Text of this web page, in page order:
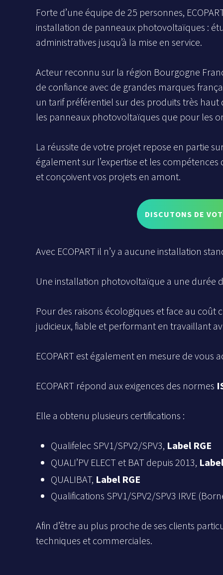
Forte d’une équipe de 25 personnes,
installation de panneaux photovoltaïques :
administratives jusqu’à la mise en service.
Acteur reconnu sur la région Bourgogne
de confiance avec de grandes marques
un tarif préférentiel sur des produits très
les panneaux photovoltaïques que pour les
La réussite de votre projet repose en partie
également sur l’expertise et les
et conçoivent vos projets en amont.
DISCUTONS DE
Avec ECOPART il n’y a aucune installation
Une installation photovoltaïque a une durée
Pour des raisons écologiques et face au coût
judicieux, fiable et performant en travaillant
ECOPART est également en mesure de
ECOPART répond aux exigences des normes
Elle a obtenu plusieurs certifications :
Qualifelec SPV1/SPV2/SPV3, Label RGE
QUALI’PV ELECT et BAT depuis 2013,
QUALIBAT, Label RGE
Qualifications SPV1/SPV2/SPV3 IRVE
Afin d’être au plus proche de ses clients
techniques et commerciales.